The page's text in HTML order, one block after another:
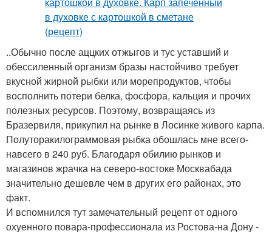
..Обычно после аццких отжыгов и тус уставший и
обессиленный организм бразы настойчиво требует
вкусной жирной рыбки или морепродуктов, чтобы
восполнить потери белка, фосфора, кальция и прочих
полезных ресурсов. Поэтому, возвращаясь из
Бразервиля, прикупил на рынке в Лосинке живого карпа.
Полуторакилограммовая рыбка обошлась мне всего-
навсего в 240 руб. Благодаря обилию рынков и
магазинов жрачка на северо-востоке Москвабада
значительно дешевле чем в других его районах, это
факт.
И вспомнился тут замечательный рецепт от одного
охуенного повара-профессионала из Ростова-на Дону -